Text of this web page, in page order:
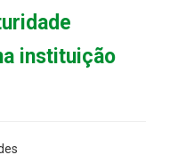
instituição